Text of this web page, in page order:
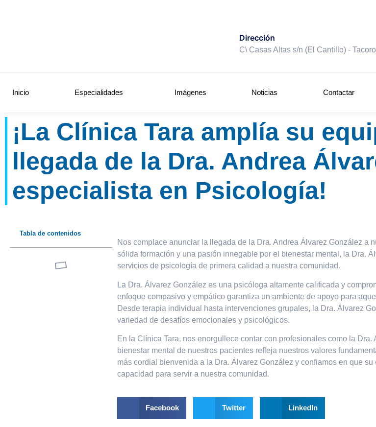
Dirección
C\ Casas Altas s/n (El Cantillo) -
Inicio Especialidades Imágenes Noticias Contactar
¡La Clínica Tara amplía su
llegada de la Dra. Andrea
especialista en Psicología!
Tabla de contenidos
Nos complace anunciar la llegada de la Dra. Andrea Álvarez González a
sólida formación y una pasión innegable por el bienestar mental, la Dra.
servicios de psicología de primera calidad a nuestra comunidad.
La Dra. Álvarez González es una psicóloga altamente calificada y
enfoque compasivo y empático garantiza un ambiente de apoyo para
Desde terapia individual hasta intervenciones grupales, la Dra. Álvarez
variedad de desafíos emocionales y psicológicos.
En la Clínica Tara, nos enorgullece contar con profesionales como la
bienestar mental de nuestros pacientes refleja nuestros valores
más cordial bienvenida a la Dra. Álvarez González y confiamos en que
capacidad para servir a nuestra comunidad.
Facebook Twitter LinkedIn